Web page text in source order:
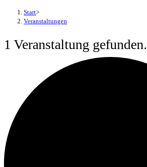
Start>
Veranstaltungen
1 Veranstaltung gefunden.